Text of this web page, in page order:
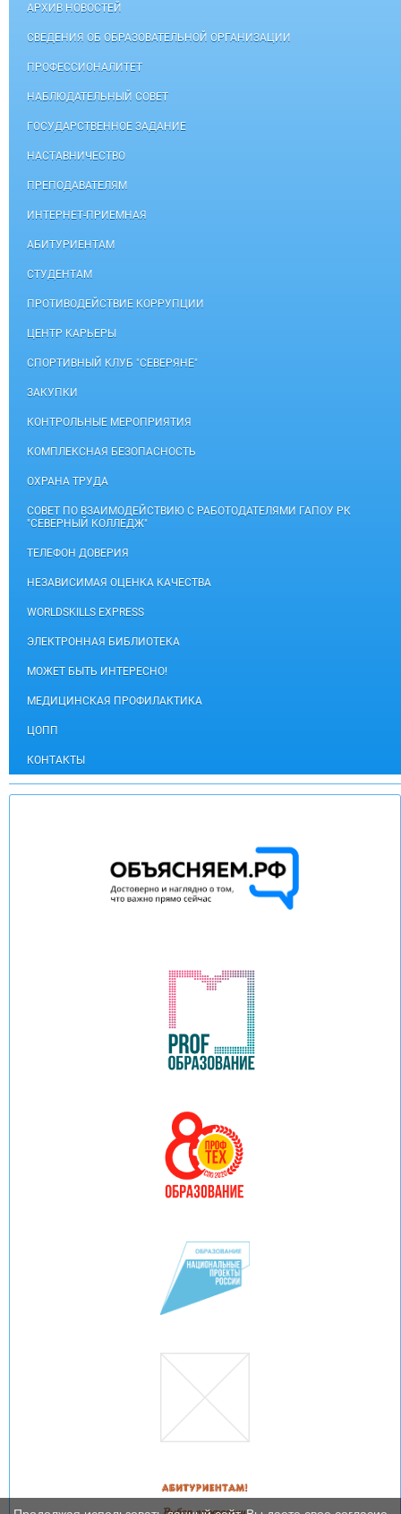
АРХИВ НОВОСТЕЙ
СВЕДЕНИЯ ОБ ОБРАЗОВАТЕЛЬНОЙ ОРГАНИЗАЦИИ
ПРОФЕССИОНАЛИТЕТ
НАБЛЮДАТЕЛЬНЫЙ СОВЕТ
ГОСУДАРСТВЕННОЕ ЗАДАНИЕ
НАСТАВНИЧЕСТВО
ПРЕПОДАВАТЕЛЯМ
ИНТЕРНЕТ-ПРИЕМНАЯ
АБИТУРИЕНТАМ
СТУДЕНТАМ
ПРОТИВОДЕЙСТВИЕ КОРРУПЦИИ
ЦЕНТР КАРЬЕРЫ
СПОРТИВНЫЙ КЛУБ "СЕВЕРЯНЕ"
ЗАКУПКИ
КОНТРОЛЬНЫЕ МЕРОПРИЯТИЯ
КОМПЛЕКСНАЯ БЕЗОПАСНОСТЬ
ОХРАНА ТРУДА
СОВЕТ ПО ВЗАИМОДЕЙСТВИЮ С РАБОТОДАТЕЛЯМИ ГАПОУ РК
"СЕВЕРНЫЙ КОЛЛЕДЖ"
ТЕЛЕФОН ДОВЕРИЯ
НЕЗАВИСИМАЯ ОЦЕНКА КАЧЕСТВА
WORLDSKILLS EXPRESS
ЭЛЕКТРОННАЯ БИБЛИОТЕКА
МОЖЕТ БЫТЬ ИНТЕРЕСНО!
МЕДИЦИНСКАЯ ПРОФИЛАКТИКА
ЦОПП
КОНТАКТЫ